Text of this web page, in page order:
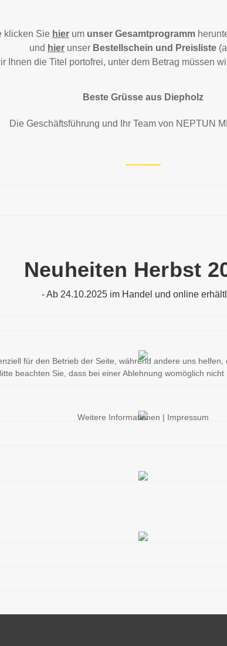
klicken Sie hierum unser Gesamtprogramm
und hier unser Bestellschein und Preisliste
Ihnen die Titel portofrei, unter dem Betrag müssen
Beste Grüsse aus Diepholz
Die Geschäftsführung und Ihr Team von NEPTUN
------------
Neuheiten Herbst
- Ab 24.10.2025 im Handel und online
für den Betrieb der Seite, während andere uns
beachten Sie, dass bei einer Ablehnung womöglich
Weitere Informationen | Impressum